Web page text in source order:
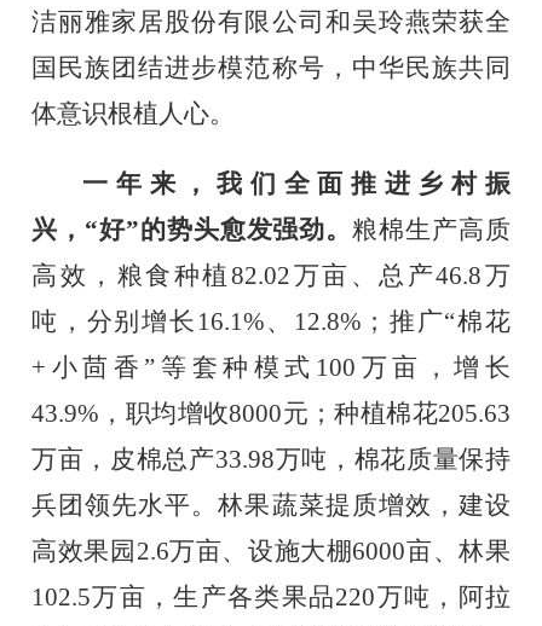
洁丽雅家居股份有限公司和吴玲燕荣获全
国民族团结进步模范称号，中华民族共同
体意识根植人心。
一年来，我们全面推进乡村振
兴， “好”的势头愈发强劲。粮棉生产高质
高效，粮食种植82.02万亩、总产46.8万
吨，分别增长 16.1%、 12.8% ；推广“棉花
+ 小茴香”等套种模式 100 万亩，增长
43.9% ，职均增收8000元；种植棉花205.63
万亩，皮棉总产33.98万吨，棉花质量保持
兵团领先水平。林果蔬菜提质增效，建设
高效果园 2.6万亩、设施大棚6000亩、林果
102.5万亩，生产各类果品220万吨，阿拉